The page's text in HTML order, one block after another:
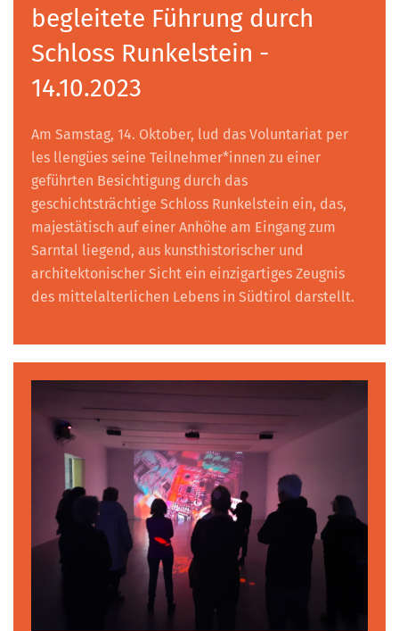
begleitete Führung durch
Schloss Runkelstein -
14.10.2023
Am Samstag, 14. Oktober, lud das Voluntariat per
les llengües seine Teilnehmer*innen zu einer
geführten Besichtigung durch das
geschichtsträchtige Schloss Runkelstein ein, das,
majestätisch auf einer Anhöhe am Eingang zum
Sarntal liegend, aus kunsthistorischer und
architektonischer Sicht ein einzigartiges Zeugnis
des mittelalterlichen Lebens in Südtirol darstellt.